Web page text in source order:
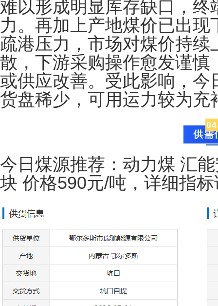
难以形成明显库存缺口，
力。再加上产地煤价已出
疏港压力，市场对煤价持
散，下游采购操作愈发谨
或供应改善。受此影响，
货盘稀少，可用运力较为
04
供需
今日煤源推荐：动力煤 汇
块 价格590元/吨， 详细指